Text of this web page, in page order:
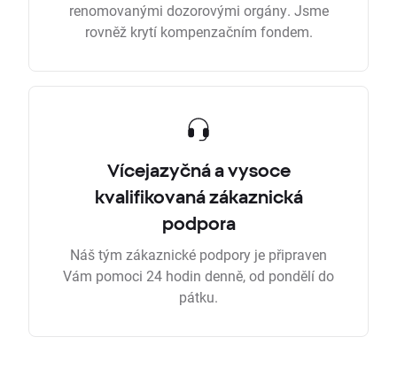
renomovanými dozorovými orgány. Jsme
rovněž krytí kompenzačním fondem.
Vícejazyčná a vysoce
kvalifikovaná zákaznická
podpora
Náš tým zákaznické podpory je připraven
Vám pomoci 24 hodin denně, od pondělí do
pátku.